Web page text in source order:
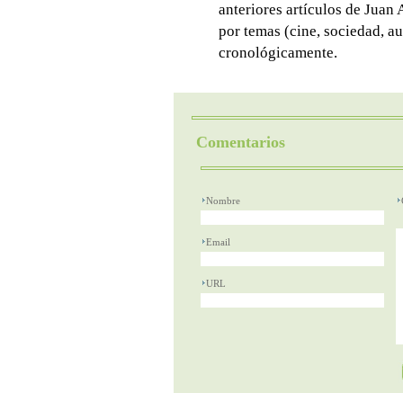
anteriores artículos de Juan
por temas (cine, sociedad,
cronológicamente.
Comentarios
Nombre
Email
URL